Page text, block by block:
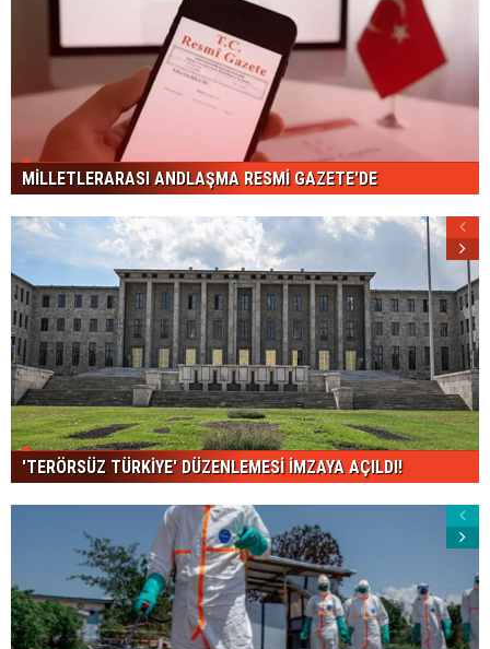
MİLLETLERARASI ANDLAŞMA RESMİ GAZETE'DE
'TERÖRSÜZ TÜRKİYE' DÜZENLEMESİ İMZAYA AÇILDI!